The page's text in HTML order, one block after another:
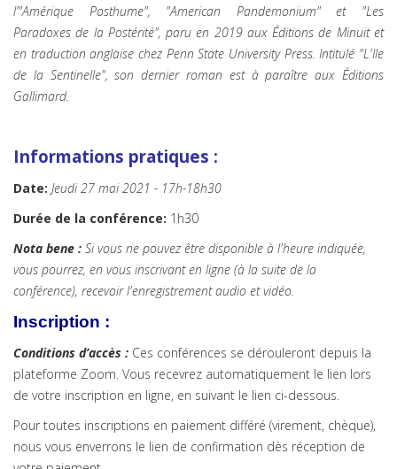
l’"Amérique Posthume", "American Pandemonium" et "Les
Paradoxes de la Postérité", paru en 2019 aux Éditions de Minuit et
en traduction anglaise chez Penn State University Press. Intitulé "L'Ile
de la Sentinelle", son dernier roman est à paraître aux Éditions
Gallimard.
Informations pratiques :
Date: Jeudi 27 mai 2021 - 17h-18h30
Durée de la conférence: 1h30
Nota bene : Si vous ne pouvez être disponible à l'heure indiquée,
vous pourrez, en vous inscrivant en ligne (à la suite de la
conférence), recevoir l'enregistrement audio et vidéo.
Inscription :
Conditions d’accès : Ces conférences se dérouleront depuis la
plateforme Zoom. Vous recevrez automatiquement le lien lors
de votre inscription en ligne, en suivant le lien ci-dessous.
Pour toutes inscriptions en paiement différé (virement, chèque),
nous vous enverrons le lien de confirmation dès réception de